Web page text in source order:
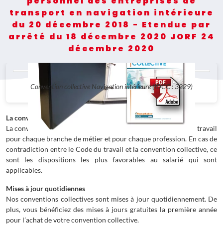
transport en navigation intérieure
du 20 décembre 2018 - Etendue par
arrêté du 18 décembre 2020 JORF 24
décembre 2020
Convention collective Navigation intérieure (IDCC : 3229)
La convention collective
La convention collective complète les dispositions du code du travail
pour chaque branche de métier et pour chaque profession. En cas de
contradiction entre le Code du travail et la convention collective, ce
sont les dispositions les plus favorables au salarié qui sont
applicables.
Mises à jour quotidiennes
Nos conventions collectives sont mises à jour quotidiennement. De
plus, vous bénéficiez des mises à jours gratuites la première année
pour l’achat de votre convention collective.